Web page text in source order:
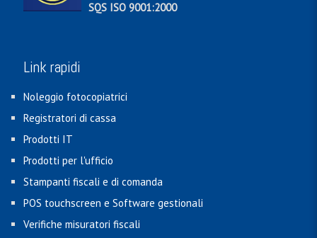
SQS ISO 9001:2000
Link rapidi
Noleggio fotocopiatrici
Registratori di cassa
Prodotti IT
Prodotti per l'ufficio
Stampanti fiscali e di comanda
POS touchscreen e Software gestionali
Verifiche misuratori fiscali